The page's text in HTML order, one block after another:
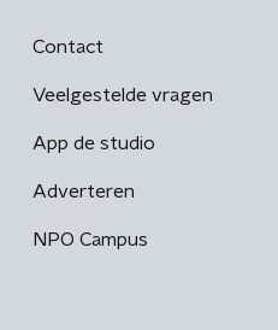
Contact
Veelgestelde vragen
App de studio
Adverteren
NPO Campus